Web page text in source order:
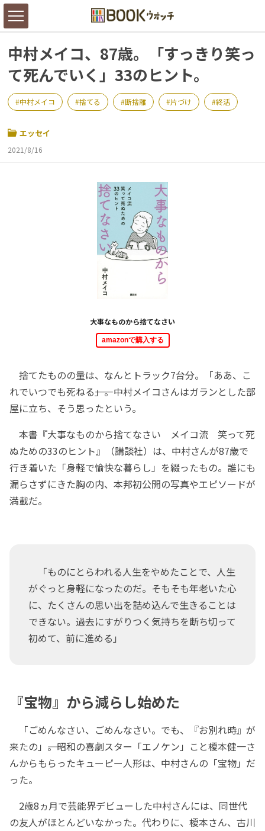
中村メイコ、87歳。「すっきり笑っ
て死んでいく」33のヒント。
中村メイコ 捨てる 断捨離 片づけ 終活
エッセイ
2021/8/16
大事なものから捨てなさい
amazonで購入する
捨てたものの量は、なんとトラック7台分。「ああ、こ
れでいつでも死ねる――」。中村メイコさんはガランとした部
屋に立ち、そう思ったという。
本書『大事なものから捨てなさい メイコ流 笑って死
ぬための33のヒント』（講談社）は、中村さんが87歳で
行き着いた「身軽で愉快な暮らし」を綴ったもの。誰にも
漏らさずにきた胸の内、本邦初公開の写真やエピソードが
満載だ。
「ものにとらわれる人生をやめたことで、人生
がぐっと身軽になったのだ。そもそも年老いた心
に、たくさんの思い出を詰め込んで生きることは
できない。過去にすがりつく気持ちを断ち切って
初めて、前に進める」
『宝物』から減らし始めた
「ごめんなさい、ごめんなさい。でも、『お別れ時』が
来たの」――。昭和の喜劇スター「エノケン」こと榎本健一さ
んからもらったキューピー人形は、中村さんの「宝物」だ
った。
2歳8ヵ月で芸能界デビューした中村さんには、同世代
の友人がほとんどいなかった。代わりに、榎本さん、古川